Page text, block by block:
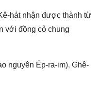
hát nhận được thành từ
với đồng cỏ chung
nguyên Ép-ra-im), Ghê-